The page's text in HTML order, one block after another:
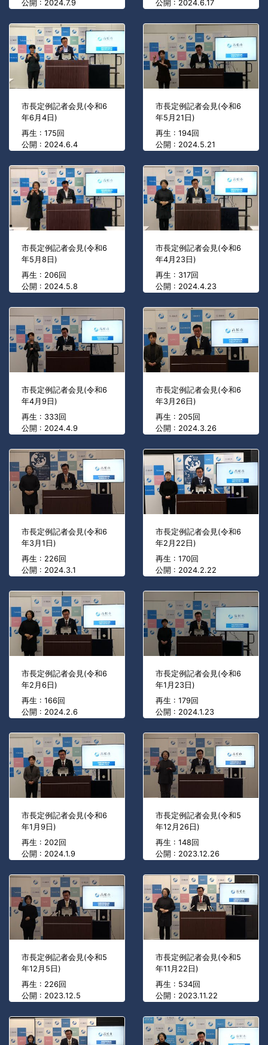
公開 : 2024.7.9 公開 : 2024.6.17
市長定例記者会見(令和6
年6月4日)
再生 : 175回
公開 : 2024.6.4
市長定例記者会見(令和6
年5月21日)
再生 : 194回
公開 : 2024.5.21
市長定例記者会見(令和6
年5月8日)
再生 : 206回
公開 : 2024.5.8
市長定例記者会見(令和6
年4月23日)
再生 : 317回
公開 : 2024.4.23
市長定例記者会見(令和6
年4月9日)
再生 : 333回
公開 : 2024.4.9
市長定例記者会見(令和6
年3月26日)
再生 : 205回
公開 : 2024.3.26
市長定例記者会見(令和6
年3月1日)
再生 : 226回
公開 : 2024.3.1
市長定例記者会見(令和6
年2月22日)
再生 : 170回
公開 : 2024.2.22
市長定例記者会見(令和6
年2月6日)
再生 : 166回
公開 : 2024.2.6
市長定例記者会見(令和6
年1月23日)
再生 : 179回
公開 : 2024.1.23
市長定例記者会見(令和6
年1月9日)
再生 : 202回
公開 : 2024.1.9
市長定例記者会見(令和5
年12月26日)
再生 : 148回
公開 : 2023.12.26
市長定例記者会見(令和5
年12月5日)
再生 : 226回
公開 : 2023.12.5
市長定例記者会見(令和5
年11月22日)
再生 : 534回
公開 : 2023.11.22